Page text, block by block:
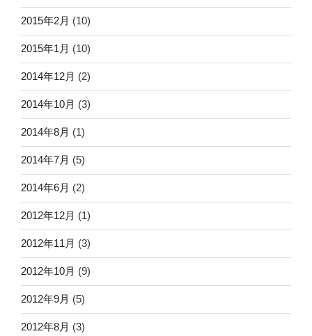
2015年2月 (10)
2015年1月 (10)
2014年12月 (2)
2014年10月 (3)
2014年8月 (1)
2014年7月 (5)
2014年6月 (2)
2012年12月 (1)
2012年11月 (3)
2012年10月 (9)
2012年9月 (5)
2012年8月 (3)